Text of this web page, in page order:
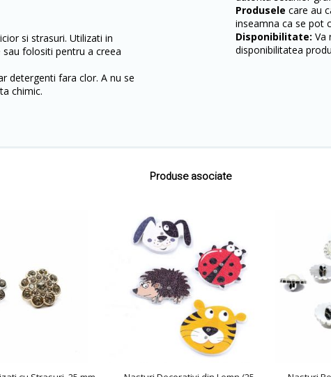
si strasuri. Utilizati in
folositi pentru a creea
detergenti fara clor. A nu se
chimic.
Produsele care au
inseamna ca se pot
Disponibilitate: Va
disponibilitatea
Produse asociate